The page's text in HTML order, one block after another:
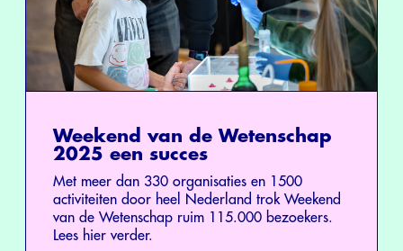
Weekend van de Wetenschap
2025 een succes
Met meer dan 330 organisaties en 1500
activiteiten door heel Nederland trok Weekend
van de Wetenschap ruim 115.000 bezoekers.
Lees hier verder.